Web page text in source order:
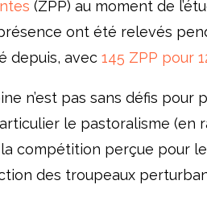
(ZPP) au moment de
ont été relevés
depuis, avec 145 ZPP pour
n’est pas sans défis pour
le pastoralisme (en
compétition perçue pour
des troupeaux